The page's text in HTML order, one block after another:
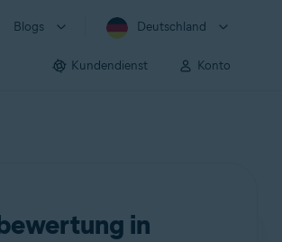
Blogs Deutschland
Kundendienst Konto
in